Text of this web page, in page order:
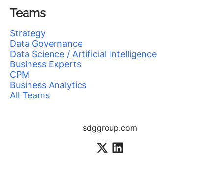
Teams
Strategy
Data Governance
Data Science / Artificial Intelligence
Business Experts
CPM
Business Analytics
All Teams
sdggroup.com